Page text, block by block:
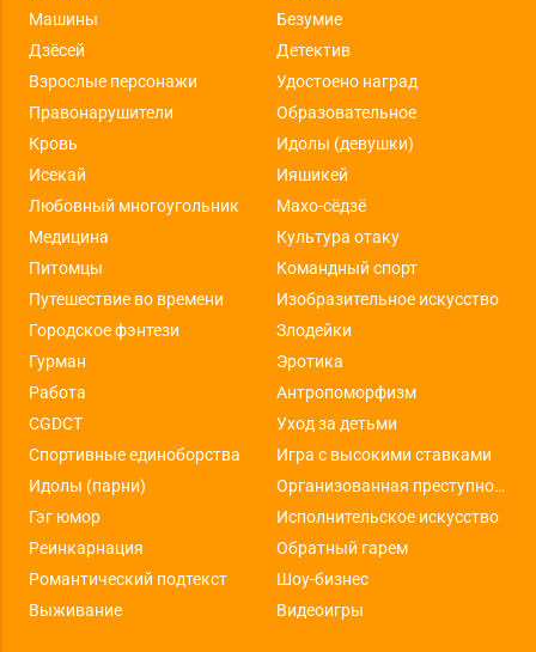
Машины
Безумие
Дзёсей
Детектив
Взрослые персонажи
Удостоено наград
Правонарушители
Образовательное
Кровь
Идолы (девушки)
Исекай
Ияшикей
Любовный многоугольник
Махо-сёдзё
Медицина
Культура отаку
Питомцы
Командный спорт
Путешествие во времени
Изобразительное искусство
Городское фэнтези
Злодейки
Гурман
Эротика
Работа
Антропоморфизм
CGDCT
Уход за детьми
Спортивные единоборства
Игра с высокими ставками
Идолы (парни)
Организованная преступность
Гэг юмор
Исполнительское искусство
Реинкарнация
Обратный гарем
Романтический подтекст
Шоу-бизнес
Выживание
Видеоигры